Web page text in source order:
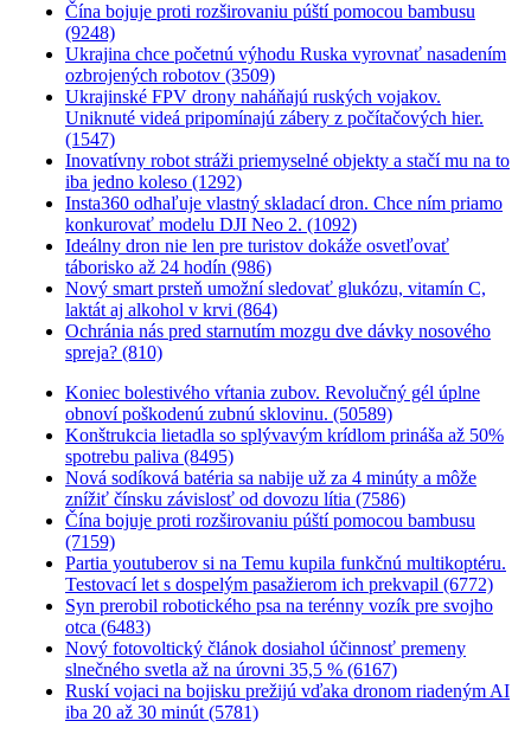
Čína bojuje proti rozširovaniu púští pomocou bambusu
(9248)
Ukrajina chce početnú výhodu Ruska vyrovnať nasadením
ozbrojených robotov (3509)
Ukrajinské FPV drony naháňajú ruských vojakov.
Uniknuté videá pripomínajú zábery z počítačových hier.
(1547)
Inovatívny robot stráži priemyselné objekty a stačí mu na to
iba jedno koleso (1292)
Insta360 odhaľuje vlastný skladací dron. Chce ním priamo
konkurovať modelu DJI Neo 2. (1092)
Ideálny dron nie len pre turistov dokáže osvetľovať
táborisko až 24 hodín (986)
Nový smart prsteň umožní sledovať glukózu, vitamín C,
laktát aj alkohol v krvi (864)
Ochránia nás pred starnutím mozgu dve dávky nosového
spreja? (810)
Koniec bolestivého vŕtania zubov. Revolučný gél úplne
obnoví poškodenú zubnú sklovinu. (50589)
Konštrukcia lietadla so splývavým krídlom prináša až 50%
spotrebu paliva (8495)
Nová sodíková batéria sa nabije už za 4 minúty a môže
znížiť čínsku závislosť od dovozu lítia (7586)
Čína bojuje proti rozširovaniu púští pomocou bambusu
(7159)
Partia youtuberov si na Temu kupila funkčnú multikoptéru.
Testovací let s dospelým pasažierom ich prekvapil (6772)
Syn prerobil robotického psa na terénny vozík pre svojho
otca (6483)
Nový fotovoltický článok dosiahol účinnosť premeny
slnečného svetla až na úrovni 35,5 % (6167)
Ruskí vojaci na bojisku prežijú vďaka dronom riadeným AI
iba 20 až 30 minút (5781)